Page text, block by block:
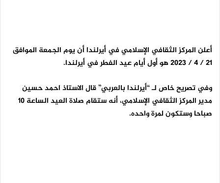
أعلن المركز الثقافي الإسلامي في أيرلندا أن يوم الجمعة الموافق
21 / 4 / 2023 هو أول أيام عيد الفطر
في أيرلندا.
وفي تصريح خاص لـ “أيرلندا بالعربي” قال الاستاذ احمد حسين
مدير المركز الثقافي الإسلامي، أنه ستقام صلاة العيد الساعة 10
صباحا وستكون لمرة واحده.